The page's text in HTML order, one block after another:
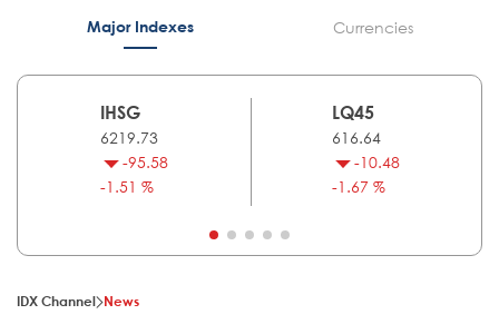
Major Indexes Currencies
IHSG
6219.73
-95.58
-1.51 %
LQ45
616.64
-10.48
-1.67 %
IDX Channel News